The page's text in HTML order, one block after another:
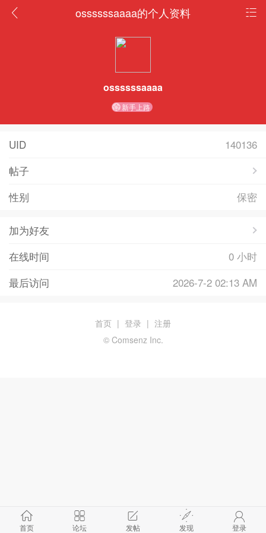
ossssssaaaa的个人资料
ossssssaaaa
新手上路
UID
140136
帖子
性别
保密
加为好友
在线时间
0 小时
最后访问
2026-7-2 02:13 AM
首页 论坛 发帖 发现 登录
首页 | 登录 | 注册
© Comsenz Inc.